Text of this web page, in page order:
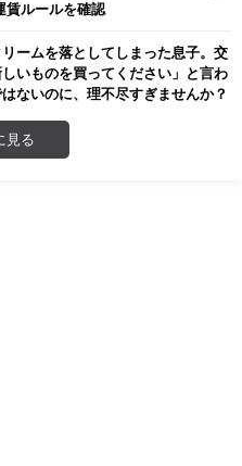
賃ルールを確認
ームを落としてしまった息子。交
いものを買ってください」と言わ
ないのに、理不尽すぎませんか？
見る